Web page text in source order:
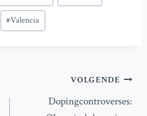
#Valencia
VOLGENDE
Dopingcontroverses: